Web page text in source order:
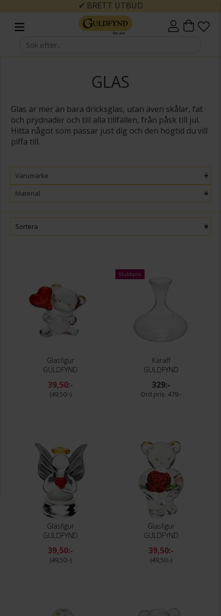
✔ BRETT UTBUD
GLAS
Glas är mer än bara dricksglas, utan även skålar, fat
och prydnader och till alla tillfällen, från påsk till jul.
Hitta något som passar just dig och den högtid du vill
piffa till.
Varumärke
Material
Sortera
Glasfigur
GULDFYND
39,50:-
49,50:-
Klubbpris
Karaff
GULDFYND
329:-
479:-
Glasfigur
GULDFYND
39,50:-
49,50:-
Glasfigur
GULDFYND
39,50:-
49,50:-